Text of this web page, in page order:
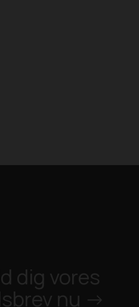
dig vores
nu ->